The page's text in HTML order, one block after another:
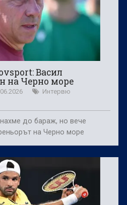
Васил
на Черно море
Интервю
до бараж, но вече
на Черно море